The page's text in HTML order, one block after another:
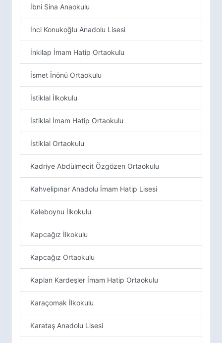
İbni Sina Anaokulu
İnci Konukoğlu Anadolu Lisesi
İnkilap İmam Hatip Ortaokulu
İsmet İnönü Ortaokulu
İstiklal İlkokulu
İstiklal İmam Hatip Ortaokulu
İstiklal Ortaokulu
Kadriye Abdülmecit Özgözen Ortaokulu
Kahvelipınar Anadolu İmam Hatip Lisesi
Kaleboynu İlkokulu
Kapcağız İlkokulu
Kapcağız Ortaokulu
Kaplan Kardeşler İmam Hatip Ortaokulu
Karaçomak İlkokulu
Karataş Anadolu Lisesi